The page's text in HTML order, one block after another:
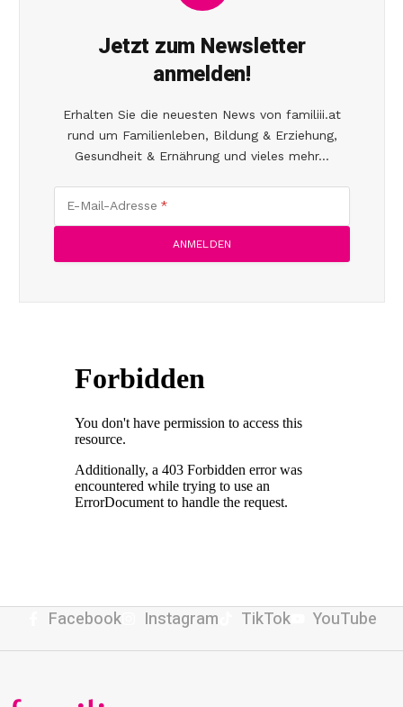
Jetzt zum Newsletter
anmelden!
Erhalten Sie die neuesten News von familiii.at
rund um Familienleben, Bildung & Erziehung,
Gesundheit & Ernährung und vieles mehr...
E-Mail-Adresse
Facebook Instagram TikTok YouTube